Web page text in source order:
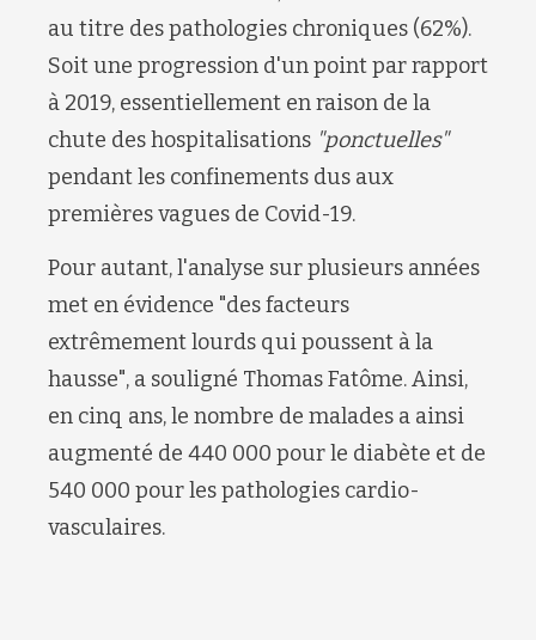
au titre des pathologies chroniques (62%).
Soit une progression d'un point par rapport
à 2019, essentiellement en raison de la
chute des hospitalisations "ponctuelles"
pendant les confinements dus aux
premières vagues de Covid-19.
Pour autant, l'analyse sur plusieurs années
met en évidence "des facteurs
extrêmement lourds qui poussent à la
hausse", a souligné Thomas Fatôme. Ainsi,
en cinq ans, le nombre de malades a ainsi
augmenté de 440 000 pour le diabète et de
540 000 pour les pathologies cardio-
vasculaires.